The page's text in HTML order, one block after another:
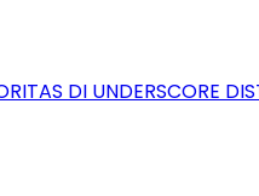
DI UNDERSCORE